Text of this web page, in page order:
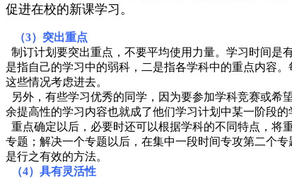
促进在校的新课学习。
（3）突出重点
制订计划要突出重点，不要平均使用力量。学习时间是
是指自己的学习中的弱科，二是指各学科中的重点内容
这些情况考虑进去。
另外，有些学习优秀的同学，因为要参加学科竞赛或希
余提高性的学习内容也就成了他们学习计划中某一阶段的
重点确定以后，必要时还可以根据学科的不同特点，将
专题；解决一个专题以后，在集中一段时间专攻第二个
是行之有效的方法。
（4）具有灵活性